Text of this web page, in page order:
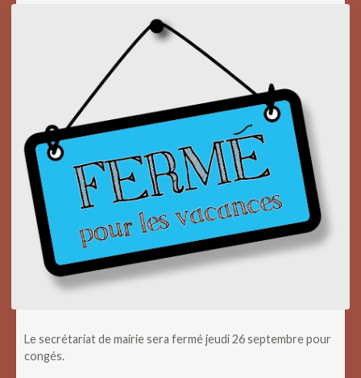
Le secrétariat de mairie sera fermé jeudi 26 septembre pour
congés.